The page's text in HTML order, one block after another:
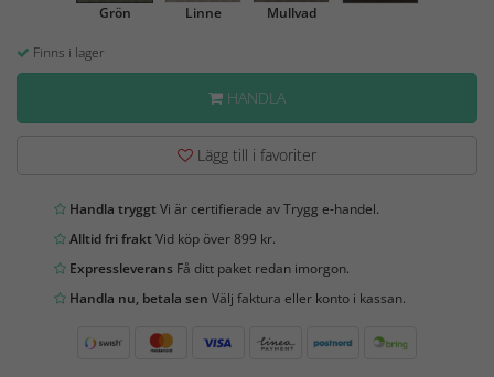
Grön Linne Mullvad
Finns i lager
HANDLA
Lägg till i favoriter
Handla tryggtVi är certifierade av Trygg e-handel.
Alltid fri fraktVid köp över 899 kr.
Expressleverans Få ditt paket redan imorgon.
Handla nu, betala sen Välj faktura eller konto i kassan.